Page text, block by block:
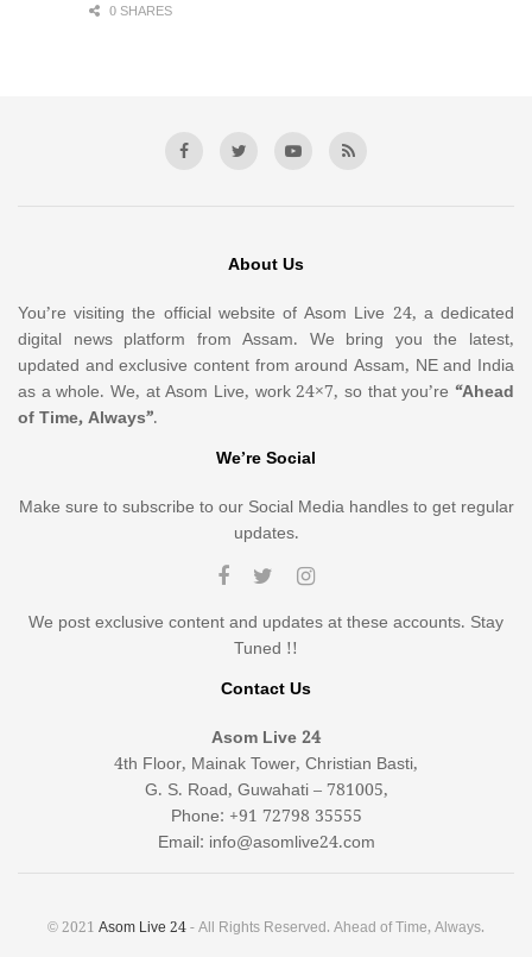
0 SHARES
About Us
You’re visiting the official website of Asom Live 24, a dedicated
digital news platform from Assam. We bring you the latest,
updated and exclusive content from around Assam, NE and India
as a whole. We, at Asom Live, work 24×7, so that you’re “Ahead
of Time, Always”.
We’re Social
Make sure to subscribe to our Social Media handles to get regular
updates.
We post exclusive content and updates at these accounts. Stay
Tuned !!
Contact Us
Asom Live 24
4th Floor, Mainak Tower, Christian Basti,
G. S. Road, Guwahati – 781005,
Phone: +91 72798 35555
Email: info@asomlive24.com
© 2021 Asom Live 24- All Rights Reserved. Ahead of Time, Always.